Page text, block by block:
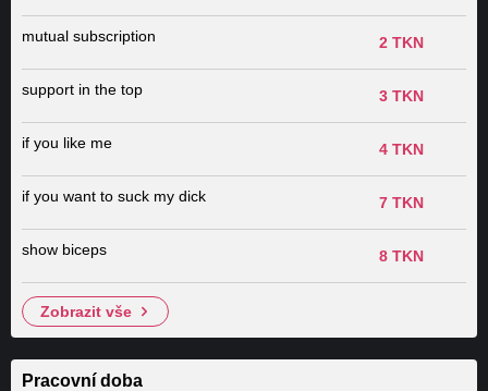
mutual subscription 2 TKN
support in the top 3 TKN
if you like me 4 TKN
if you want to suck my dick 7 TKN
show biceps 8 TKN
zobrazit vše
Pracovní doba